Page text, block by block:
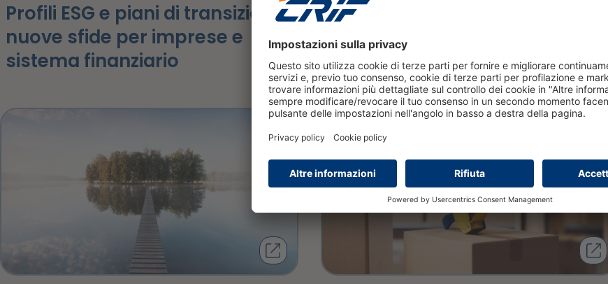
Profili ESG e piani di transizione:
nuove sfide per imprese e
sistema finanziario
Dati e AI per colmare il
protection gap delle PMI: la
visione CRIF all'Insurtech Day
2026